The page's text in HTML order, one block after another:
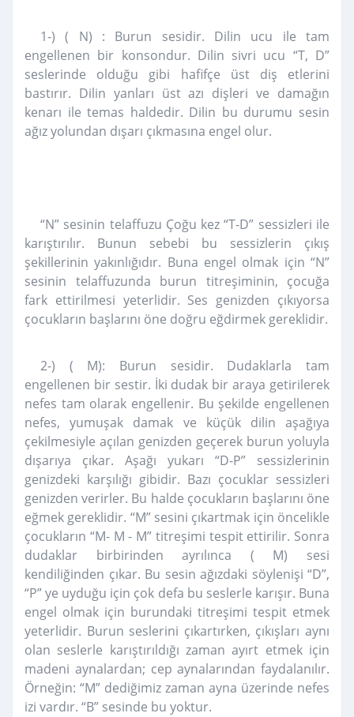
1-) ( N) : Burun sesidir. Dilin ucu ile tam
engellenen bir konsondur. Dilin sivri ucu “T, D”
seslerinde olduğu gibi hafifçe üst diş etlerini
bastırır. Dilin yanları üst azı dişleri ve damağın
kenarı ile temas haldedir. Dilin bu durumu sesin
ağız yolundan dışarı çıkmasına engel olur.
“N” sesinin telaffuzu Çoğu kez “T-D” sessizleri ile
karıştırılır. Bunun sebebi bu sessizlerin çıkış
şekillerinin yakınlığıdır. Buna engel olmak için “N”
sesinin telaffuzunda burun titreşiminin, çocuğa
fark ettirilmesi yeterlidir. Ses genizden çıkıyorsa
çocukların başlarını öne doğru eğdirmek gereklidir.
2-) ( M): Burun sesidir. Dudaklarla tam
engellenen bir sestir. İki dudak bir araya getirilerek
nefes tam olarak engellenir. Bu şekilde engellenen
nefes, yumuşak damak ve küçük dilin aşağıya
çekilmesiyle açılan genizden geçerek burun yoluyla
dışarıya çıkar. Aşağı yukarı “D-P” sessizlerinin
genizdeki karşılığı gibidir. Bazı çocuklar sessizleri
genizden verirler. Bu halde çocukların başlarını öne
eğmek gereklidir. “M” sesini çıkartmak için öncelikle
çocukların “M- M - M” titreşimi tespit ettirilir. Sonra
dudaklar birbirinden ayrılınca ( M) sesi
kendiliğinden çıkar. Bu sesin ağızdaki söylenişi “D”,
“P” ye uyduğu için çok defa bu seslerle karışır. Buna
engel olmak için burundaki titreşimi tespit etmek
yeterlidir. Burun seslerini çıkartırken, çıkışları aynı
olan seslerle karıştırıldığı zaman ayırt etmek için
madeni aynalardan; cep aynalarından faydalanılır.
Örneğin: “M” dediğimiz zaman ayna üzerinde nefes
izi vardır. “B” sesinde bu yoktur.